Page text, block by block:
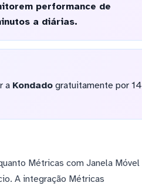
performance de
a diárias.
a Kondadogratuitamente por 14
Métricas com Janela Móvel
A integração Métricas